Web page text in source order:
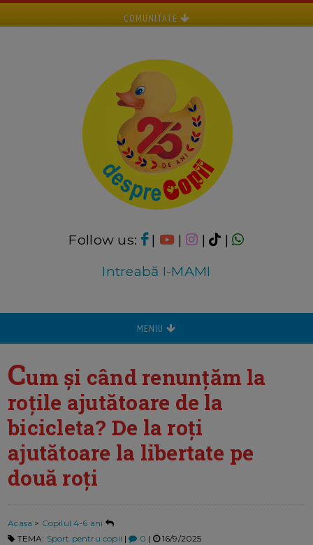
COMUNITATE
Follow us: | | |
|
Intreabă I-MAMI
MENIU
Cum şi când renunţăm la
roţile ajutătoare de la
bicicleta? De la roți
ajutătoare la libertate pe
două roți
Acasa > Copilul 4-6 ani
TEMA: Sport pentru copii | 0 | 16/9/2025